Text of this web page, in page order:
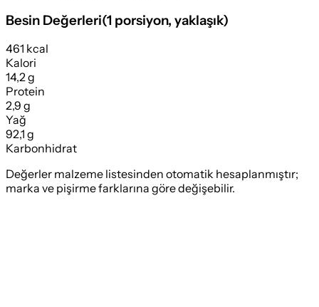
Besin Değerleri(1 porsiyon, yaklaşık)
461 kcal
Kalori
14,2 g
Protein
2,9 g
Yağ
92,1 g
Karbonhidrat
Değerler malzeme listesinden otomatik hesaplanmıştır;
marka ve pişirme farklarına göre değişebilir.